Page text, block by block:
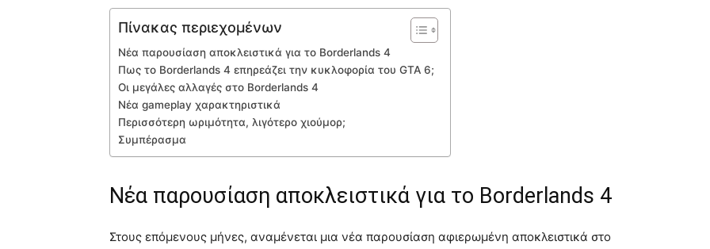
Πίνακας περιεχομένων
Νέα παρουσίαση αποκλειστικά για το Borderlands 4
Πως το Borderlands 4 επηρεάζει την κυκλοφορία του GTA 6;
Οι μεγάλες αλλαγές στο Borderlands 4
Νέα gameplay χαρακτηριστικά
Περισσότερη ωριμότητα, λιγότερο χιούμορ;
Συμπέρασμα
Νέα παρουσίαση αποκλειστικά για το Borderlands 4
Στους επόμενους μήνες, αναμένεται μια νέα παρουσίαση αφιερωμένη αποκλειστικά στο